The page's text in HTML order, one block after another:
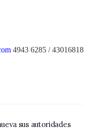
4943 6285 / 43016818
sus autoridades